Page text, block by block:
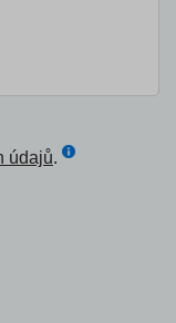
údajů.